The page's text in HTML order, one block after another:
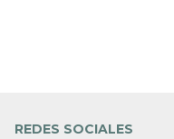
REDES SOCIALES